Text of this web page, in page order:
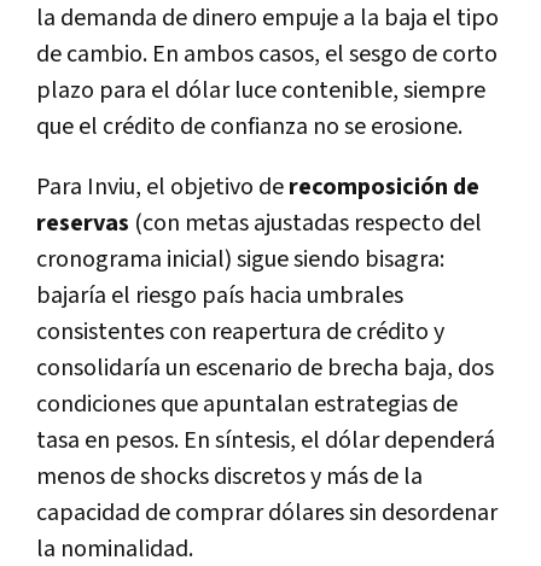
la demanda de dinero empuje a la baja el tipo
de cambio. En ambos casos, el sesgo de corto
plazo para el dólar luce contenible, siempre
que el crédito de confianza no se erosione.
Para Inviu, el objetivo derecomposición de
reservas (con metas ajustadas respecto del
cronograma inicial) sigue siendo bisagra:
bajaría el riesgo país hacia umbrales
consistentes con reapertura de crédito y
consolidaría un escenario de brecha baja, dos
condiciones que apuntalan estrategias de
tasa en pesos. En síntesis, el dólar dependerá
menos de shocks discretos y más de la
capacidad de comprar dólares sin desordenar
la nominalidad.